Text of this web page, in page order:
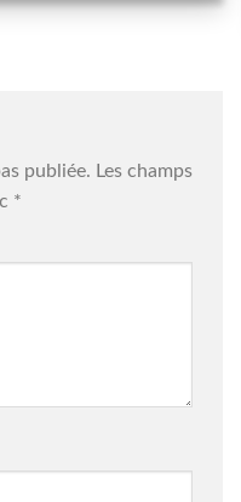
publiée. Les champs
*